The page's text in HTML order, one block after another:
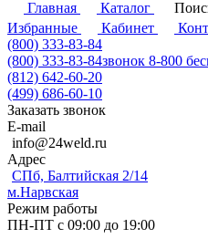
Главная
Каталог
Избранные
Кабинет
(800) 333-83-84
(800) 333-83-84звонок 8-800
(812) 642-60-20
(499) 686-60-10
Заказать звонок
E-mail
info@24weld.ru
Адрес
СПб, Балтийская 2/14
м.Нарвская
Режим работы
ПН-ПТ с 09:00 до 19:00